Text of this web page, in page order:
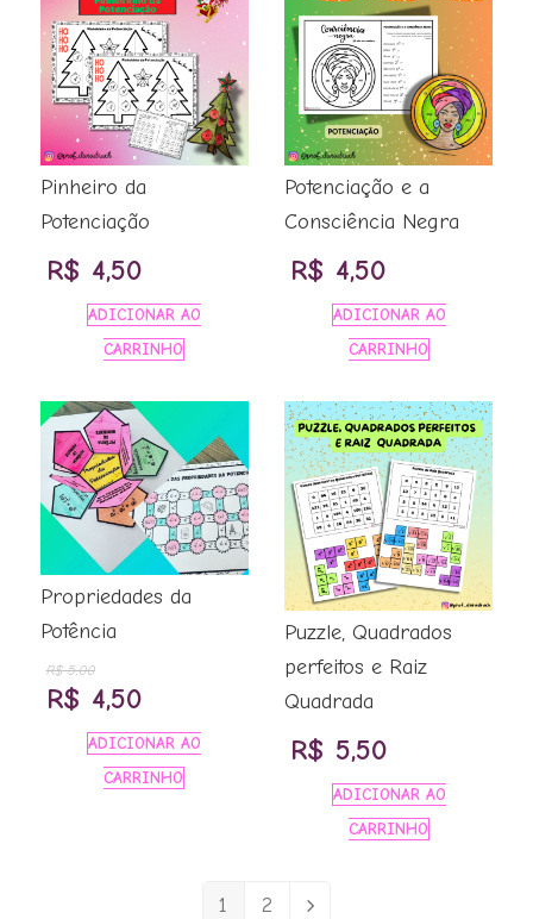
Pinheiro da
Potenciação
R$ 4,50
ADICIONAR AO
CARRINHO
Potenciação e a
Consciência Negra
R$ 4,50
ADICIONAR AO
CARRINHO
Propriedades da
Potência
R$5,00
O
preço
original
R$ 4,50O
preço
atual
ADICIONAR AO
CARRINHO
Puzzle, Quadrados
perfeitos e Raiz
Quadrada
R$ 5,50
ADICIONAR AO
CARRINHO
1 2